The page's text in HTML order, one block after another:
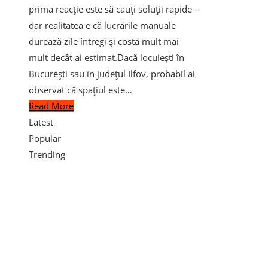
prima reacție este să cauți soluții rapide –
dar realitatea e că lucrările manuale
durează zile întregi și costă mult mai
mult decât ai estimat.Dacă locuiești în
București sau în județul Ilfov, probabil ai
observat că spațiul este…
Read More
Latest
Popular
Trending